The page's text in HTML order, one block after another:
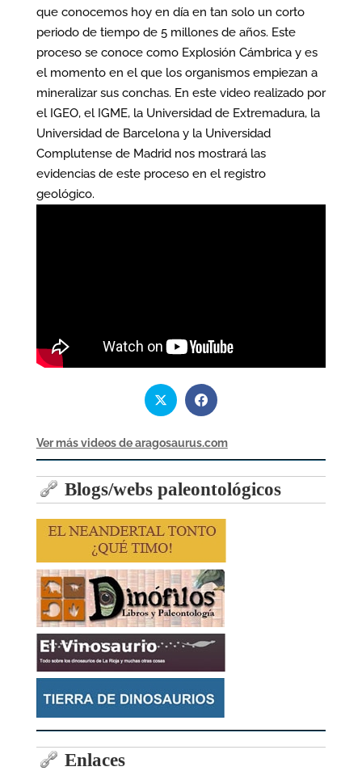
que conocemos hoy en día en tan solo un corto
periodo de tiempo de 5 millones de años. Este
proceso se conoce como Explosión Cámbrica y es
el momento en el que los organismos empiezan a
mineralizar sus conchas. En este video realizado por
el IGEO, el IGME, la Universidad de Extremadura, la
Universidad de Barcelona y la Universidad
Complutense de Madrid nos mostrará las
evidencias de este proceso en el registro
geológico.
Ver más videos de aragosaurus.com
Blogs/webs paleontológicos
Enlaces